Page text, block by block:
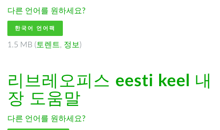
다른 언어를 원하세요?
한국어 언어팩
1.5 MB ( 토렌트, 정보 )
리브레오피스 eesti keel
내
장 도움말
다른 언어를 원하세요?